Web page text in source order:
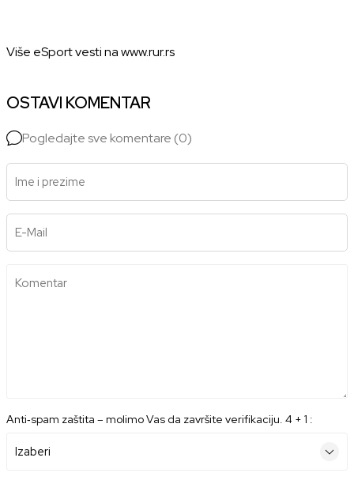
Više eSport vesti nawww.rur.rs
OSTAVI KOMENTAR
Pogledajte sve komentare (0)
Ime i prezime
E-Mail
Komentar
Anti‑spam zaštita – molimo Vas da završite verifikaciju. 4 + 1 :